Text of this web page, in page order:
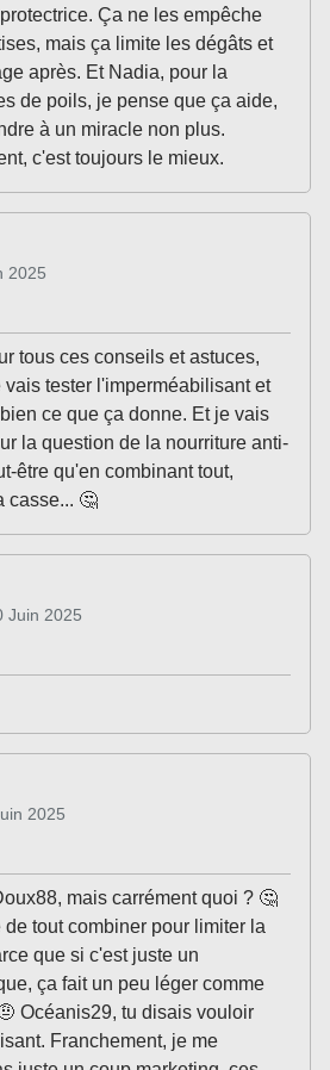
Ça ne les empêche
mais ça limite les dégâts et
après. Et Nadia, pour la
de poils, je pense que ça aide,
à un miracle non plus.
c'est toujours le mieux.
2025
tous ces conseils et astuces,
vais tester l'imperméabilisant et
ce que ça donne. Et je vais
la question de la nourriture anti-
être qu'en combinant tout,
casse... 🤔
Juin 2025
2025
mais carrément quoi ? 🤔
tout combiner pour limiter la
que si c'est juste un
ça fait un peu léger comme
Océanis29, tu disais vouloir
Franchement, je me